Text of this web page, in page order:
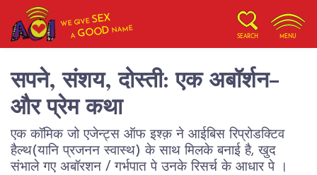
WE GIVESEX
AGOOD NAME
SEARCH MENU
सपने, संशय, दोस्ती: एक अबॉर्शन-
और प्रेम कथा
एक कॉमिक जो एजेन्ट्स ऑफ इश्क़ ने आईबिस रिप्रोडक्टिव
हैल्थ(यानि प्रजनन स्वास्थ) के साथ मिलके बनाई है, खुद
संभाले गए अबॉरशन / गर्भपात पे उनके रिसर्च के आधार पे ।